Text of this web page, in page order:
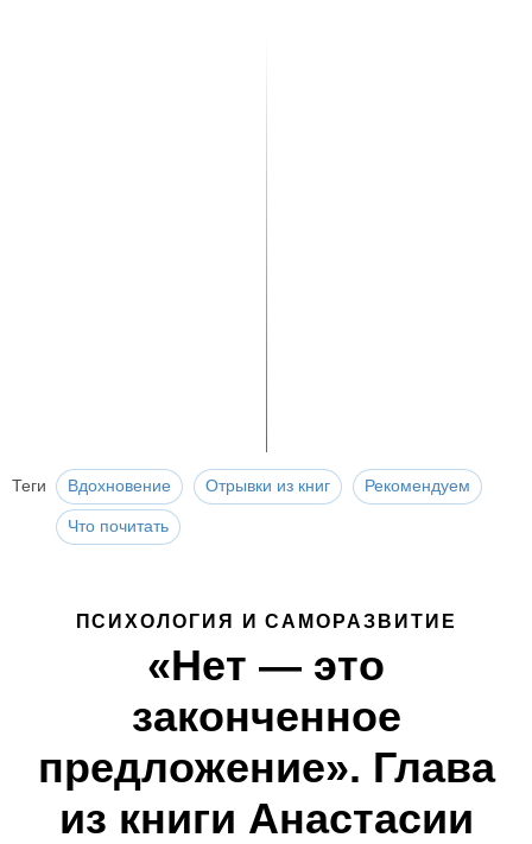
Теги Вдохновение Отрывки из книг Рекомендуем
Что почитать
ПСИХОЛОГИЯ И САМОРАЗВИТИЕ
«Нет — это
законченное
предложение». Глава
из книги Анастасии